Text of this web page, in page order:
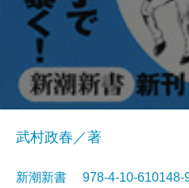
武村政春／著
新潮新書 978-4-10-